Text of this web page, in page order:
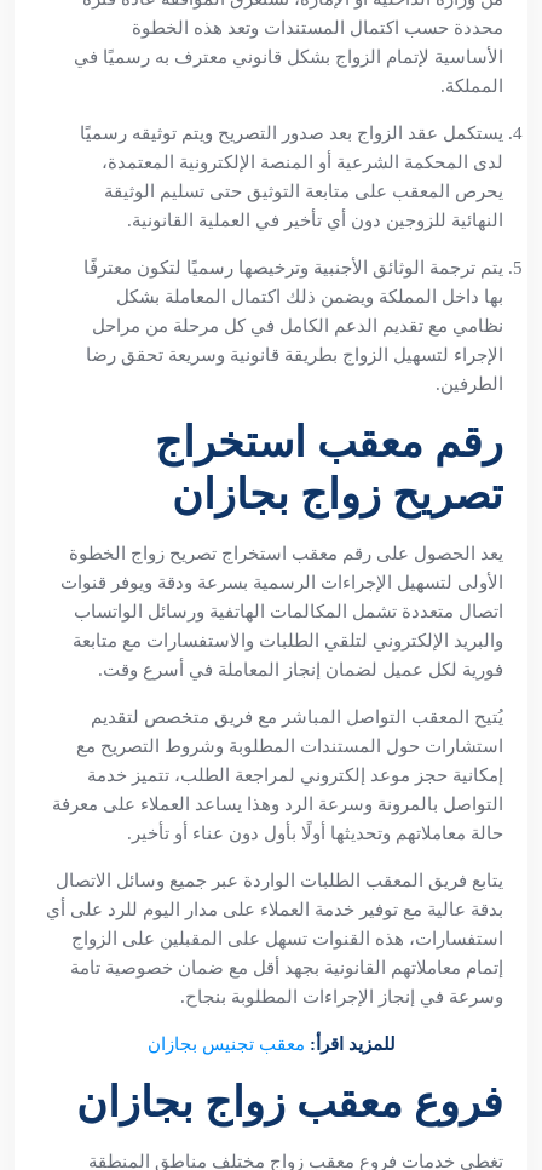
محددة حسب اكتمال المستندات وتعد هذه الخطوة
الأساسية لإتمام الزواج بشكل قانوني معترف به رسميًا في
المملكة.
يستكمل عقد الزواج بعد صدور التصريح ويتم توثيقه رسميًا
لدى المحكمة الشرعية أو المنصة الإلكترونية المعتمدة،
يحرص المعقب على متابعة التوثيق حتى تسليم الوثيقة
النهائية للزوجين دون أي تأخير في العملية القانونية.
يتم ترجمة الوثائق الأجنبية وترخيصها رسميًا لتكون معترفًا
بها داخل المملكة ويضمن ذلك اكتمال المعاملة بشكل
نظامي مع تقديم الدعم الكامل في كل مرحلة من مراحل
الإجراء لتسهيل الزواج بطريقة قانونية وسريعة تحقق رضا
الطرفين.
رقم معقب استخراج
تصريح زواج بجازان
يعد الحصول على رقم معقب استخراج تصريح زواج الخطوة
الأولى لتسهيل الإجراءات الرسمية بسرعة ودقة ويوفر قنوات
اتصال متعددة تشمل المكالمات الهاتفية ورسائل الواتساب
والبريد الإلكتروني لتلقي الطلبات والاستفسارات مع متابعة
فورية لكل عميل لضمان إنجاز المعاملة في أسرع وقت.
يُتيح المعقب التواصل المباشر مع فريق متخصص لتقديم
استشارات حول المستندات المطلوبة وشروط التصريح مع
إمكانية حجز موعد إلكتروني لمراجعة الطلب، تتميز خدمة
التواصل بالمرونة وسرعة الرد وهذا يساعد العملاء على معرفة
حالة معاملاتهم وتحديثها أولًا بأول دون عناء أو تأخير.
يتابع فريق المعقب الطلبات الواردة عبر جميع وسائل الاتصال
بدقة عالية مع توفير خدمة العملاء على مدار اليوم للرد على أي
استفسارات، هذه القنوات تسهل على المقبلين على الزواج
إتمام معاملاتهم القانونية بجهد أقل مع ضمان خصوصية تامة
وسرعة في إنجاز الإجراءات المطلوبة بنجاح.
للمزيد اقرأ: معقب تجنيس بجازان
فروع معقب زواج بجازان
تغطي خدمات فروع معقب زواج مختلف مناطق المنطقة